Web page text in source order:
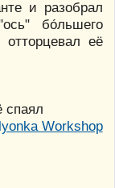
и разобрал
бо́льшего
её
спаял